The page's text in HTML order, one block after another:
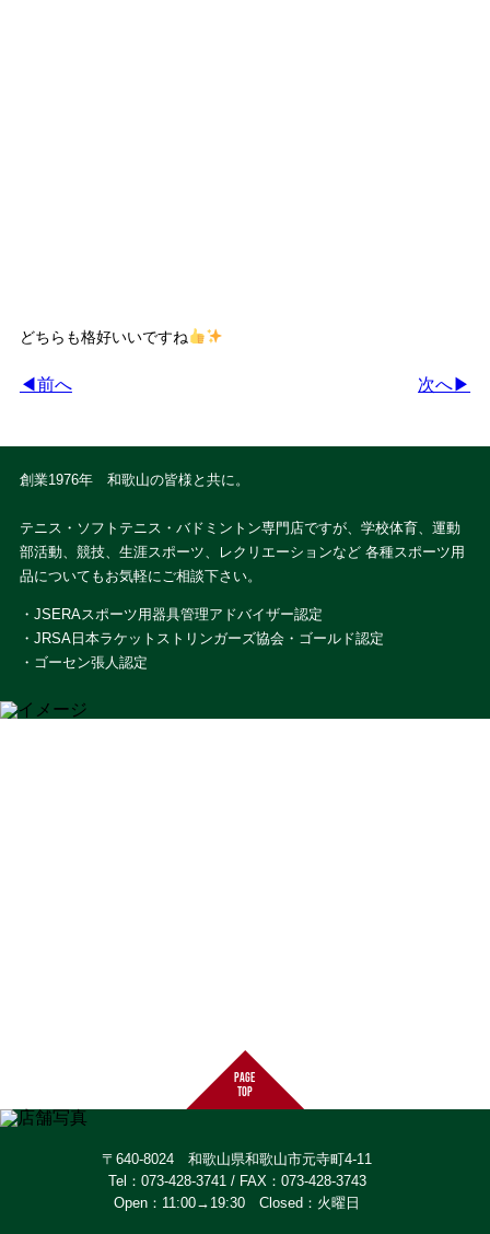
どちらも格好いいですね
◀前へ 次へ▶
創業1976年 和歌山の皆様と共に。
テニス・ソフトテニス・バドミントン専門店ですが、学校体育、運動
部活動、競技、生涯スポーツ、レクリエーションなど 各種スポーツ用
品についてもお気軽にご相談下さい。
・JSERAスポーツ用器具管理アドバイザー認定
・JRSA日本ラケットストリンガーズ協会・ゴールド認定
・ゴーセン張人認定
page
top
〒640-8024 和歌山県和歌山市元寺町4-11
Tel：073-428-3741 / FAX：073-428-3743
Open：11:00→19:30 Closed：火曜日